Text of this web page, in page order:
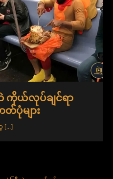
ယ်လုပ်ချင်ရာ
ပုံများ
[...]